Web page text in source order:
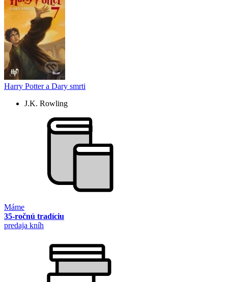
Harry Potter a Dary smrti
J.K. Rowling
Máme
35-ročnú tradíciu
predaja kníh